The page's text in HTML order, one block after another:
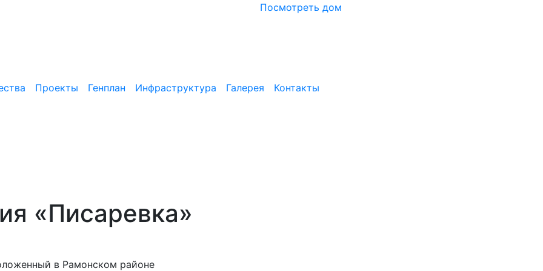
Посмотреть дом
Проекты Генплан Инфраструктура Галерея Контакты
«Писаревка»
в Рамонском районе